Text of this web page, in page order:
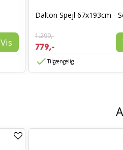
Vis
Dalton Spejl 67x193cm -
1.299,-
779,-
Tilgængelig